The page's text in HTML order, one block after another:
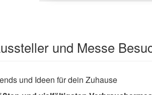
und Messe
und Ideen für dein Zuhause